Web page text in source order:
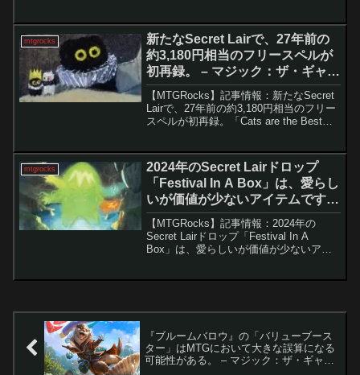
が今後のメタで注目され始めています。
特に「剃刀族...
mtgrocks
新たなSecret Lairで、27年前の
約3,180円相当のフリースペルが
初再録。 – マジック：ザ・ギャザ
リング
【MTGRocks】記事情報：新たなSecret
Lairで、27年前の約3,180円相当のフリー
スペルが初再録。「Cats are the Best」
mtgrocks
2024年のSecret Lairドロップ
「Festival In A Box」は、愛らし
いが価値が少ないアイテムです。
– マジック：ザ・ギャザリング
【MTGRocks】記事情報：2024年の
Secret Lairドロップ「Festival In A
Box」は、愛らしいが価値が少ないアイ
『ブルームバロウ』の「バリューブース
ター」はMTGにおいて大きな誤算になる
可能性がある。 – マジック：ザ・ギャザ